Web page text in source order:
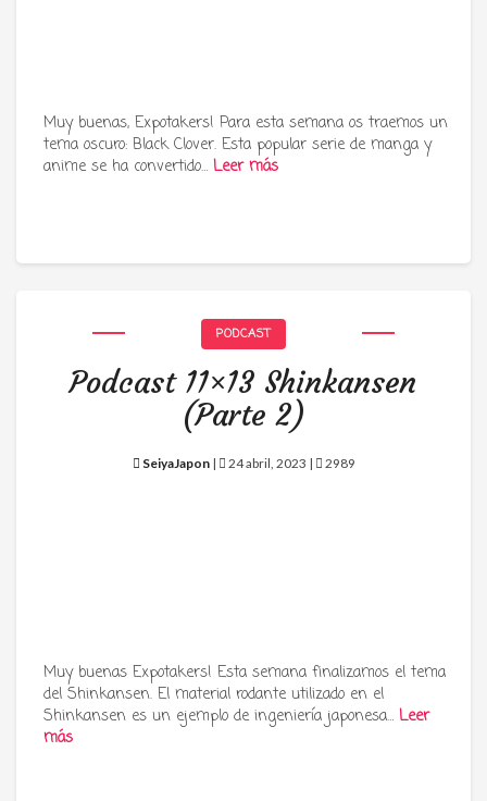
Muy buenas, Expotakers! Para esta semana os traemos un
tema oscuro: Black Clover. Esta popular serie de manga y
anime se ha convertido… Leer más
PODCAST
Podcast 11×13 Shinkansen
(Parte 2)
SeiyaJapon| 24 abril, 2023 | 2989
Muy buenas Expotakers! Esta semana finalizamos el tema
del Shinkansen. El material rodante utilizado en el
Shinkansen es un ejemplo de ingeniería japonesa… Leer
más